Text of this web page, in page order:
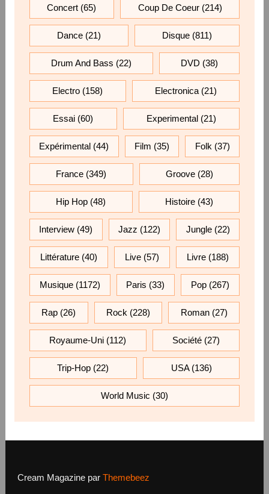
Concert (65) Coup De Coeur(214)
Dance(21) Disque (811)
Drum And Bass (22) DVD (38)
Electro (158) Electronica(21)
Essai (60) Experimental(21)
Expérimental (44) Film (35) Folk (37)
France (349) Groove(28)
Hip Hop (48) Histoire(43)
Interview (49) Jazz (122) Jungle(22)
Littérature(40) Live (57) Livre (188)
Musique(1172) Paris (33) Pop (267)
Rap (26) Rock (228) Roman(27)
Royaume-Uni (112) Société(27)
Trip-Hop (22) USA(136)
World Music (30)
Cream Magazine par Themebeez